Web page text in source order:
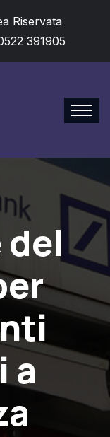
Riservata
391905
del
a